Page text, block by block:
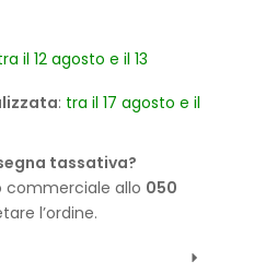
il 12 agosto e il 13
: tra il 17 agosto e il
tassativa?
allo 050
l’ordine.